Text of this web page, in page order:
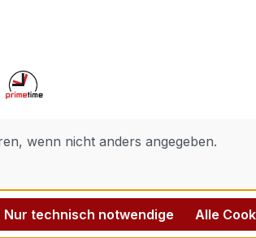
wenn nicht anders angegeben.
Nur technisch notwendige Alle